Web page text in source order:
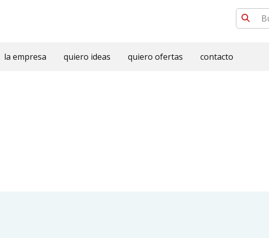
la empresa quiero ideas quiero ofertas contacto